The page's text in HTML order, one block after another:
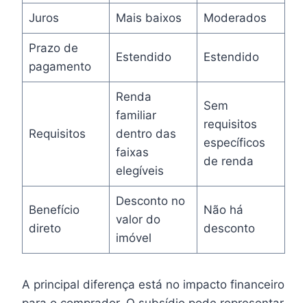
Juros Mais baixos Moderados
Prazo de
pagamento
Estendido Estendido
Requisitos
Renda
familiar
dentro das
faixas
elegíveis
Sem
requisitos
específicos
de renda
Benefício
direto
Desconto no
valor do
imóvel
Não há
desconto
A principal diferença está no impacto financeiro